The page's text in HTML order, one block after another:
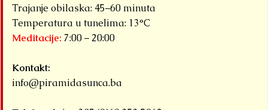
Trajanje obilaska: 45–60 minuta
Temperatura u tunelima: 13°C
Meditacije: 7:00 – 20:00
Kontakt:
info@piramidasunca.ba